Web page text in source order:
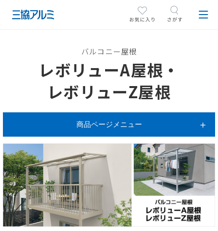
バルコニー屋根
レボリューA屋根・
レボリューZ屋根
商品ページメニュー